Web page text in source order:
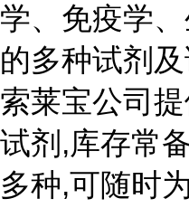
学、免疫学
的多种试剂
索莱宝公司
试剂,库存常
多种,可随时